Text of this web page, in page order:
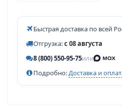
Быстрая доставка по всей
Отгрузка:с 08 августа
8 (800) 550-95-75или
Подробно:Доставка и